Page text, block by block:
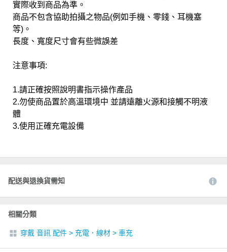
實際收到商品為準。
商品不包含協助拍攝之物品(例如手機、零錢、耳機塞
等)。
長度、寬度尺寸會有些微誤差
注意事項:
1.請正確按照說明書指示操作產品
2.勿使商品置於高溫環境中 並請遠離火源和接觸不明液
體
3.使用正確充電設備
配送與退換貨需知
相關分類
穿戴 音訊 配件 > 充電．線材 > 車充